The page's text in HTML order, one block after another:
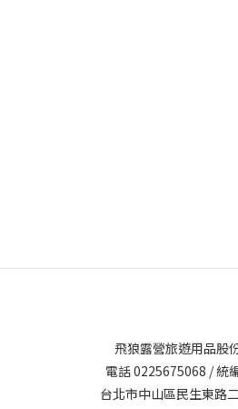
飛狼露營旅遊用品股
電話 0225675068 / 統
台北市中山區民生東路